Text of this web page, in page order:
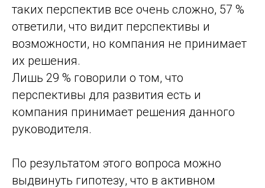
таких перспектив все очень сложно, 57 %
ответили, что видит перспективы и
возможности, но компания не принимает
их решения.
Лишь 29 % говорили о том, что
перспективы для развития есть и
компания принимает решения данного
руководителя.
По результатом этого вопроса можно
выдвинуть гипотезу, что в активном